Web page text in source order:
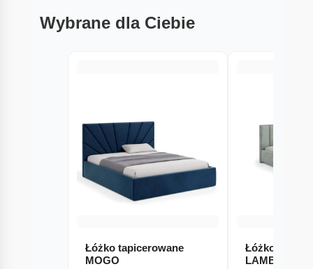
Wybrane dla Ciebie
Łóżko tapicerowane
MOGO
Łóżko
LAMBA